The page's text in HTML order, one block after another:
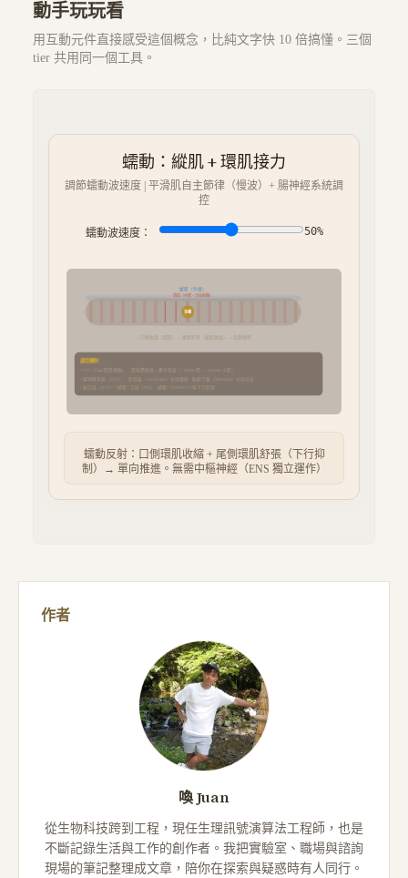
動手玩玩看
用互動元件直接感受這個概念，比純文字快 10 倍搞懂。三個
tier 共用同一個工具。
蠕動：縱肌 + 環肌接力
調節蠕動波速度 | 平滑肌自主節律（慢波）+ 腸神經系統調
控
蠕動波速度： 50%
縱肌（外層）
環肌（內層，分段收縮）
食團
← 口側收縮（環肌）→ 尾側舒張（縱肌收縮）→ 食團推進
調控機制
• ICC（Cajal 間質細胞）：腸道節律器，產生慢波（~3/min 胃、~12/min 小腸）
• 腸神經系統（ENS）：肌間叢（Auerbach）主控蠕動 · 黏膜下叢（Meissner）主控分泌
• 副交感（ACh）↑蠕動 · 交感（NE）↓蠕動 · VIP/NO 介導下行舒張
蠕動反射：口側環肌收縮 + 尾側環肌舒張（下行抑
制）→ 單向推進。無需中樞神經（ENS 獨立運作）
作者
喚 Juan
從生物科技跨到工程，現任生理訊號演算法工程師，也是
不斷記錄生活與工作的創作者。我把實驗室、職場與諮詢
現場的筆記整理成文章，陪你在探索與疑惑時有人同行。